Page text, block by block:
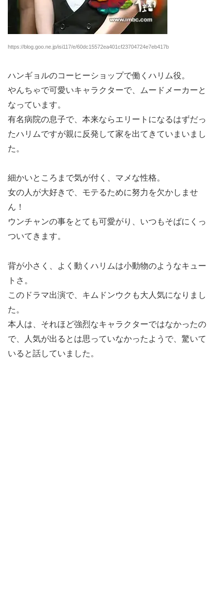
https://blog.goo.ne.jp/isi117/e/60dc15572ea401cf23704724e7eb417b
ハンギョルのコーヒーショップで働くハリム役。
やんちゃで可愛いキャラクターで、ムードメーカーと
なっています。
有名病院の息子で、本来ならエリートになるはずだっ
たハリムですが親に反発して家を出てきていまいまし
た。
細かいところまで気が付く、マメな性格。
女の人が大好きで、モテるために努力を欠かしませ
ん！
ウンチャンの事をとても可愛がり、いつもそばにくっ
ついてきます。
背が小さく、よく動くハリムは小動物のようなキュー
トさ。
このドラマ出演で、キムドンウクも大人気になりまし
た。
本人は、それほど強烈なキャラクターではなかったの
で、人気が出るとは思っていなかったようで、驚いて
いると話していました。